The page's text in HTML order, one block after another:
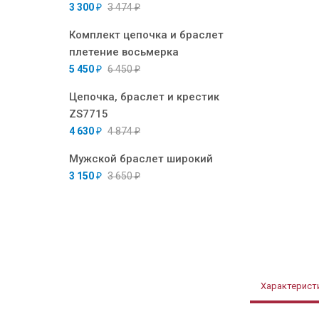
3 300₽ 3 474₽
Комплект цепочка и браслет
плетение восьмерка
5 450₽ 6 450₽
Цепочка, браслет и крестик
ZS7715
4 630₽ 4 874₽
Мужской браслет широкий
3 150₽ 3 650₽